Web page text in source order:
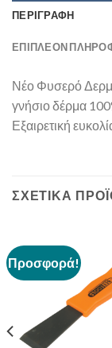
ΠΕΡΙΓΡΑΦΉ
ΕΠΙΠΛΈΟΝ
Νέο Φυσερό
γνήσιο δέρμα
Εξαιρετική
ΣΧΕΤΙΚΆ
Προσφορά!